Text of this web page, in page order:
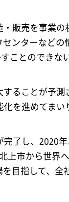
販売を事業
ンターなど
ことのできな
ることが予
を進めてまい
了し、2020
市から世界
目指して、